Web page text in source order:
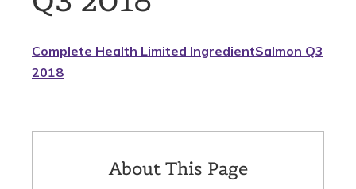
Complete Health Limited IngredientSalmon Q3
2018
About This Page